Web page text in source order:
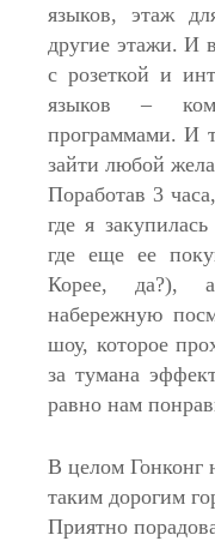
языков, этаж
другие этажи. И
с розеткой и
языков –
программами. И
зайти любой
Поработав 3
где я
где еще ее
Корее, да?),
набережную
шоу, которое
за тумана
равно нам
В целом Гонконг
таким дорогим
Приятно